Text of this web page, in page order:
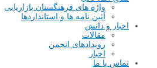
واژه های فرهنگستان بازاریابی
آئین نامه ها و استانداردها
اخبار و دانش
مقالات
رویدادهای انجمن
اخبار
تماس با ما